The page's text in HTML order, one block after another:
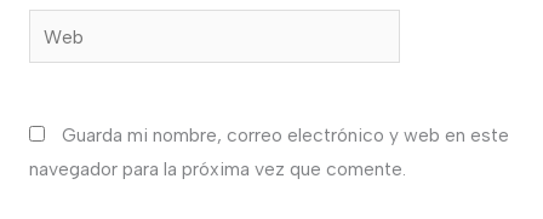
Web
Guarda mi nombre, correo electrónico y web en este
navegador para la próxima vez que comente.